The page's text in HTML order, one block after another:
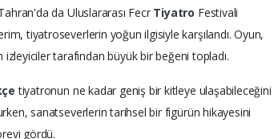
da Uluslararası Fecr Tiyatro Festivali
tiyatroseverlerin yoğun ilgisiyle karşılandı. Oyun,
tarafından büyük bir beğeni topladı.
tiyatronun ne kadar geniş bir kitleye ulaşabileceğini
sanatseverlerin tarihsel bir figürün hikayesini
gördü.